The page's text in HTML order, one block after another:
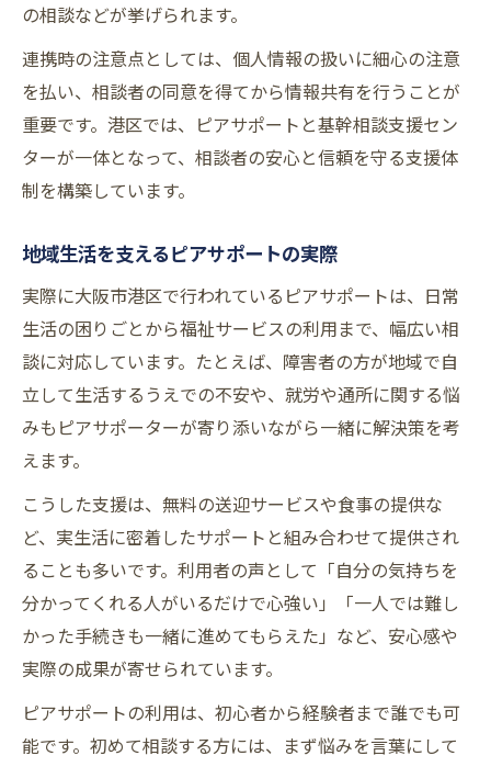
の相談などが挙げられます。
連携時の注意点としては、個人情報の扱いに細心の注意
を払い、相談者の同意を得てから情報共有を行うことが
重要です。港区では、ピアサポートと基幹相談支援セン
ターが一体となって、相談者の安心と信頼を守る支援体
制を構築しています。
地域生活を支えるピアサポートの実際
実際に大阪市港区で行われているピアサポートは、日常
生活の困りごとから福祉サービスの利用まで、幅広い相
談に対応しています。たとえば、障害者の方が地域で自
立して生活するうえでの不安や、就労や通所に関する悩
みもピアサポーターが寄り添いながら一緒に解決策を考
えます。
こうした支援は、無料の送迎サービスや食事の提供な
ど、実生活に密着したサポートと組み合わせて提供され
ることも多いです。利用者の声として「自分の気持ちを
分かってくれる人がいるだけで心強い」「一人では難し
かった手続きも一緒に進めてもらえた」など、安心感や
実際の成果が寄せられています。
ピアサポートの利用は、初心者から経験者まで誰でも可
能です。初めて相談する方には、まず悩みを言葉にして